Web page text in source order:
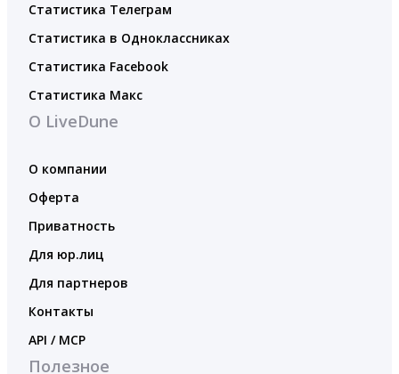
Статистика Телеграм
Статистика в Одноклассниках
Статистика Facebook
Статистика Макс
О LiveDune
О компании
Оферта
Приватность
Для юр.лиц
Для партнеров
Контакты
API / MCP
Полезное